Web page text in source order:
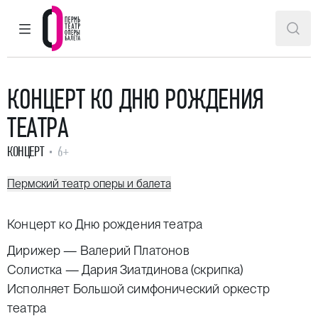
ГЛАВНОЕ МЕНЮ
Пермский театр оперы и балета
КОНЦЕРТ КО ДНЮ РОЖДЕНИЯ
ТЕАТРА
КОНЦЕРТ 6+
Пермский театр оперы и балета
Концерт ко Дню рождения театра
Дирижер — Валерий Платонов
Солистка — Дария Зиатдинова (скрипка)
Исполняет Большой симфонический оркестр
театра